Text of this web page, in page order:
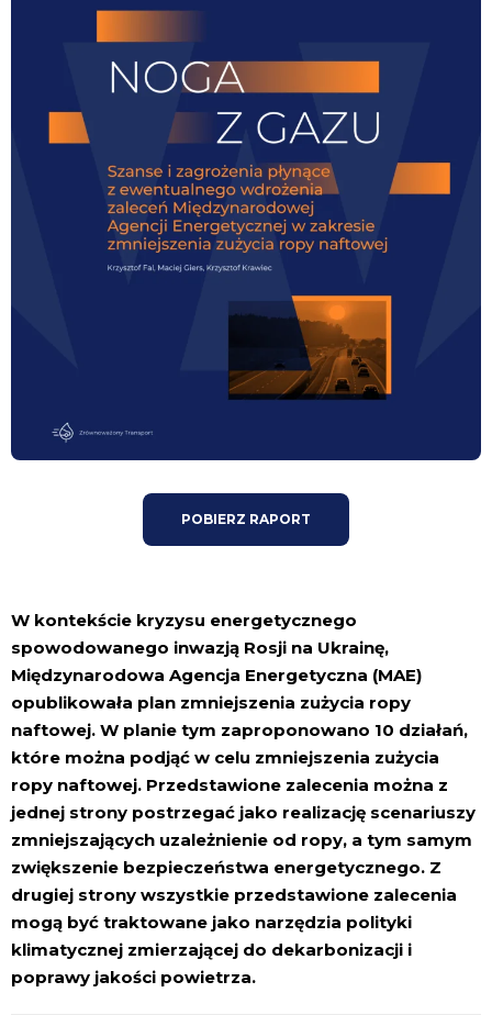
POBIERZ RAPORT
W kontekście kryzysu energetycznego
spowodowanego inwazją Rosji na Ukrainę,
Międzynarodowa Agencja Energetyczna (MAE)
opublikowała plan zmniejszenia zużycia ropy
naftowej. W planie tym zaproponowano 10 działań,
które można podjąć w celu zmniejszenia zużycia
ropy naftowej. Przedstawione zalecenia można z
jednej strony postrzegać jako realizację scenariuszy
zmniejszających uzależnienie od ropy, a tym samym
zwiększenie bezpieczeństwa energetycznego. Z
drugiej strony wszystkie przedstawione zalecenia
mogą być traktowane jako narzędzia polityki
klimatycznej zmierzającej do dekarbonizacji i
poprawy jakości powietrza.